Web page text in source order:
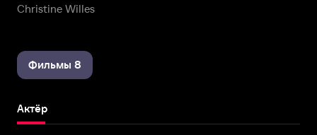
Christine Willes
Фильмы 8
Актёр